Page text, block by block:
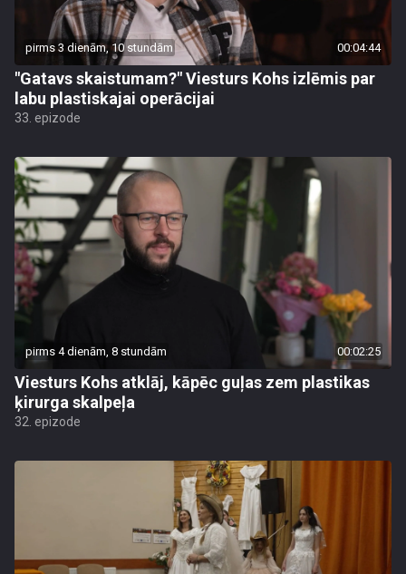
pirms 3 dienām, 10 stundām 00:04:44
"Gatavs skaistumam?" Viesturs Kohs izlēmis par
labu plastiskajai operācijai
33. epizode
pirms 4 dienām, 8 stundām 00:02:25
Viesturs Kohs atklāj, kāpēc guļas zem plastikas
ķirurga skalpeļa
32. epizode